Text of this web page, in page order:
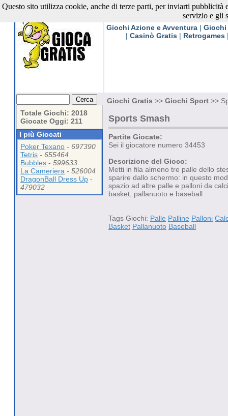
Giochi Gratis
Giochi Azione e Avventura| Giochi
| Casinò Gratis| Retrogames
Totale Giochi: 2018
Giocate Oggi: 211
I più Giocati
Poker Texano - 697390
Tetris - 655464
Bubbles - 599633
La Cameriera - 526004
DragonBall Dress Up -
479032
Giochi Gratis >> Giochi Sport >>
Sports Smash
Partite Giocate:
Sei il giocatore numero 34453
Descrizione del Gioco:
Metti in fila almeno tre palle dello
sparire dallo schermo: in questo
spazio ad altre palle e palloni da
basket, pallanuoto e baseball
Tags Giochi: Palle Palline Palloni
Basket Pallanuoto Baseball
Questo sito utilizza cookie, anche di terze parti, per inviarti
servizio e gli